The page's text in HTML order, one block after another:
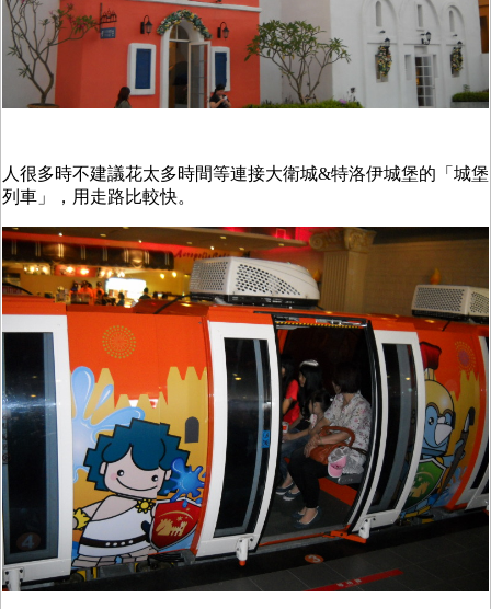
人很多時不建議花太多時間等連接大衛城&特洛伊城堡的「城堡
列車」，用走路比較快。